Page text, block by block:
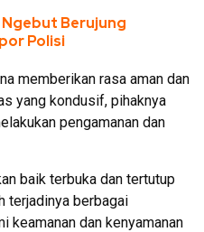
Berujung
Polisi
memberikan rasa aman dan
yang kondusif, pihaknya
pengamanan dan
baik terbuka dan tertutup
terjadinya berbagai
keamanan dan kenyamanan